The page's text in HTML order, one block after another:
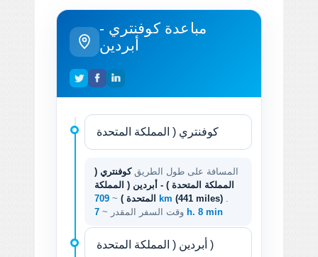
مباعدة كوفنتري -
أبردين
المسافة على طول الطريقكوفنتري (
المملكة المتحدة ) - أبردين ( المملكة
المتحدة ) ~ 709 km (441 miles)
وقت السفر المقدر ~ 7 h. 8 min